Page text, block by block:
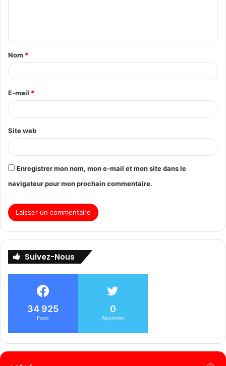
Nom *
E-mail *
Site web
Enregistrer mon nom, mon e-mail et mon site dans le
navigateur pour mon prochain commentaire.
Suivez-Nous
34 925
Fans
0
Abonnés